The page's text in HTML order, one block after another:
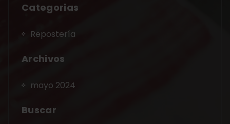
Categorias
Repostería
Archivos
mayo 2024
Buscar